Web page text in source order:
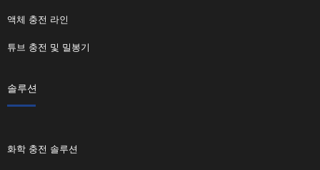
액체 충전 라인
튜브 충전 및 밀봉기
솔루션
화학 충전 솔루션